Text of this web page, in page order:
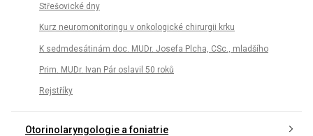
Střešovické dny
Kurz neuromonitoringu v onkologické chirurgii krku
K sedmdesátinám doc. MUDr. Josefa Plcha, CSc., mladšího
Prim. MUDr. Ivan Pár oslavil 50 roků
Rejstříky
Otorinolaryngologie a foniatrie